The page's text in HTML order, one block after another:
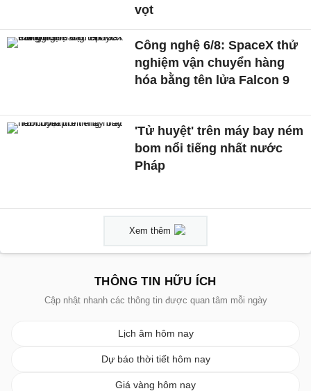
vọt
Công nghệ 6/8: SpaceX thử
nghiệm vận chuyển hàng
hóa bằng tên lửa Falcon 9
'Tử huyệt' trên máy bay ném
bom nổi tiếng nhất nước
Pháp
Xem thêm
THÔNG TIN HỮU ÍCH
Cập nhật nhanh các thông tin được quan tâm mỗi ngày
Lịch âm hôm nay
Dự báo thời tiết hôm nay
Giá vàng hôm nay